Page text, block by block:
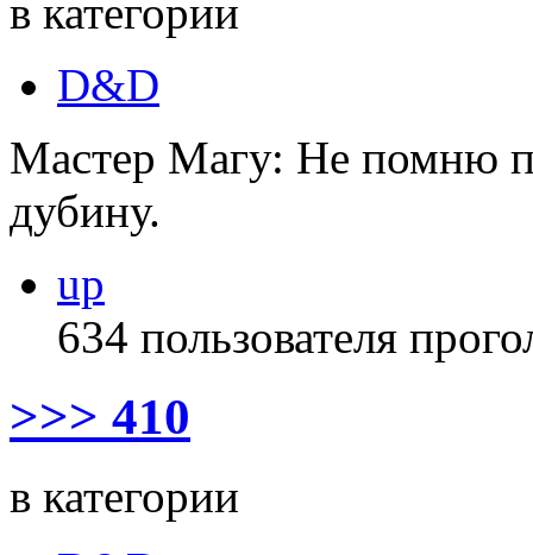
в категории
D&D
Мастер Магу: Не помню
дубину.
up
634 пользователя
>>> 410
в категории